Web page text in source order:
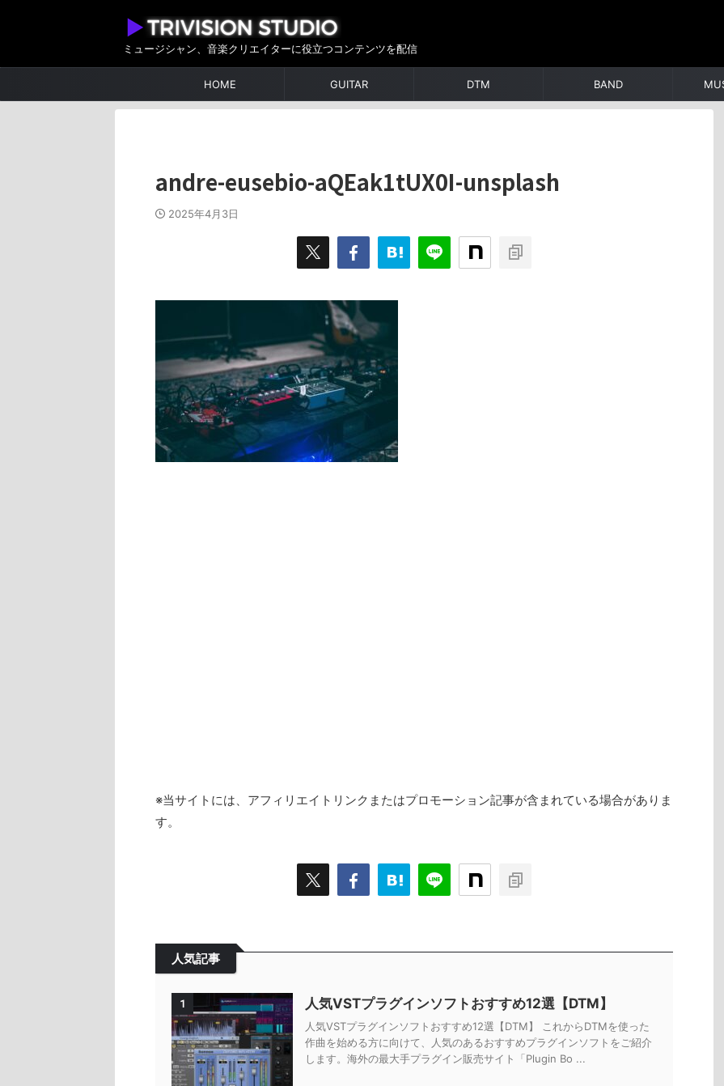
ミュージシャン、音楽クリエイターに役立つコンテンツを配信
HOME GUITAR DTM BAND
andre-eusebio-aQEak1tUX0I-unsplash
2025年4月3日
※当サイトには、アフィリエイトリンクまたはプロモーション記事が含まれている場合がありま
す。
人気記事
1 人気VSTプラグインソフトおすすめ12選【DTM】
人気VSTプラグインソフトおすすめ12選【DTM】 これからDTMを使った
作曲を始める方に向けて、人気のあるおすすめプラグインソフトをご紹介
します。海外の最大手プラグイン販売サイト「Plugin Bo ...